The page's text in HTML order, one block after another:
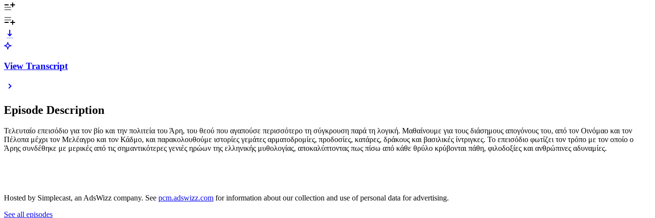
View Transcript
Episode Description
Τελευταίο επεισόδιο για τον βίο και την πολιτεία του Άρη, του θεού που αγαπούσε περισσότερο τη σύγκρουση παρά τη λογική. Μαθαίνουμε για τους διάσημους απογόνους του, από τον Οινόμαο και τον
Πέλοπα μέχρι τον Μελέαγρο και τον Κάδμο, και παρακολουθούμε ιστορίες γεμάτες αρματοδρομίες, προδοσίες, κατάρες, δράκους και βασιλικές ίντριγκες. Το επεισόδιο φωτίζει τον τρόπο με τον οποίο ο
Άρης συνδέθηκε με μερικές από τις σημαντικότερες γενιές ηρώων της ελληνικής μυθολογίας, αποκαλύπτοντας πως πίσω από κάθε θρύλο κρύβονται πάθη, φιλοδοξίες και ανθρώπινες αδυναμίες.
Hosted by Simplecast, an AdsWizz company. See pcm.adswizz.com for information about our collection and use of personal data for advertising.
See all episodes